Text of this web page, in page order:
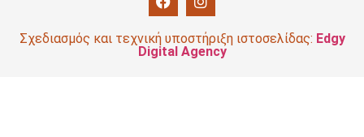
Σχεδιασμός και τεχνική υποστήριξη ιστοσελίδας: Edgy
Digital Agency